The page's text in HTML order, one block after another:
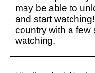
may be able to
and start
country with a few
watching.